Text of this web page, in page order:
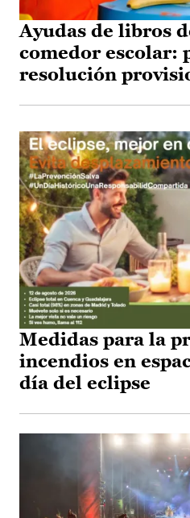
Ayudas de libros
comedor escolar:
resolución
Medidas para la
incendios en
día del eclipse